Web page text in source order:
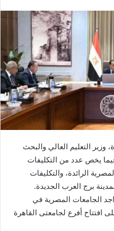
وزير التعليم العالي والبحث
يخص عدد من التكليفات
الرائدة، والتكليفات
برج العرب الجديدة.
الجامعات المصرية في
افتتاح أفرع لجامعتى القاهرة